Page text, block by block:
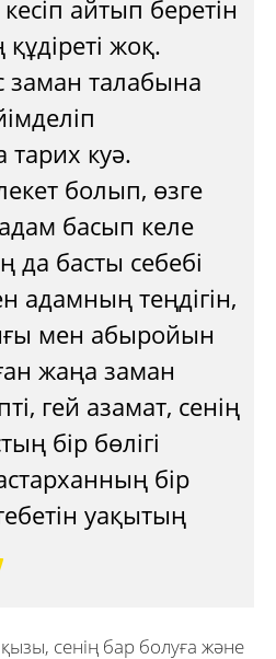
айтып беретін
жоқ.
талабына
куә.
болып, өзге
басып келе
басты себебі
адамның теңдігін,
мен абыройын
жаңа заман
гей азамат, сенің
бір бөлігі
бір
уақытың
сенің бар болуға және